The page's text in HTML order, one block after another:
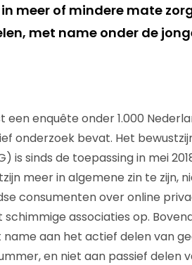
meer of mindere mate
met name onder de
een enquête onder 1.000
onderzoek bevat. Het
is sinds de toepassing in mei
meer in algemene zin te zijn,
consumenten over online
associaties op.
aan het actief delen van
en niet aan passief delen